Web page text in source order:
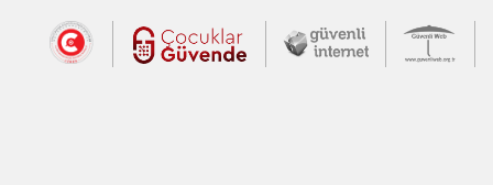
Dış Bağlantılar
Cumhurbaşkanlığı İletişim Merkezi
Çocuklar Güvende (yeni
Güvenli